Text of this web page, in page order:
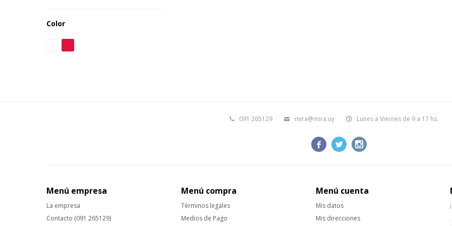
Color
091 265129 mira@mira.uy Lunes a Viernes de 9 a 17 hs.
  
Menú empresa
La empresa
Contacto (091 265129)
Menú compra
Términos legales
Medios de Pago
Menú cuenta
Mis datos
Mis direcciones